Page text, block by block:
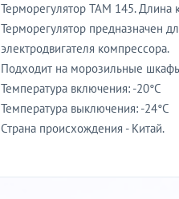
Терморегулятор ТАМ 145. Длина
Терморегулятор предназначен
электродвигателя компрессора.
Подходит на морозильные
Температура включения: -20°С
Температура выключения: -24°С
Страна происхождения - Китай.